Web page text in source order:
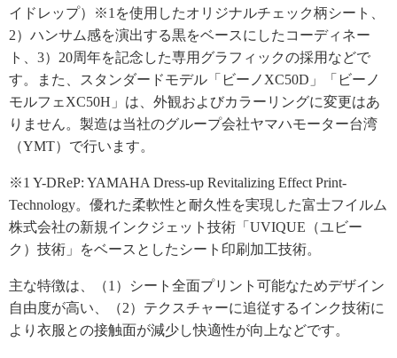
イドレップ）※1を使用したオリジナルチェック柄シート、
2）ハンサム感を演出する黒をベースにしたコーディネー
ト、3）20周年を記念した専用グラフィックの採用などで
す。また、スタンダードモデル「ビーノXC50D」「ビーノ
モルフェXC50H」は、外観およびカラーリングに変更はあ
りません。製造は当社のグループ会社ヤマハモーター台湾
（YMT）で行います。
※1 Y-DReP: YAMAHA Dress-up Revitalizing Effect Print-
Technology。優れた柔軟性と耐久性を実現した富士フイルム
株式会社の新規インクジェット技術「UVIQUE（ユビー
ク）技術」をベースとしたシート印刷加工技術。
主な特徴は、（1）シート全面プリント可能なためデザイン
自由度が高い、（2）テクスチャーに追従するインク技術に
より衣服との接触面が減少し快適性が向上などです。